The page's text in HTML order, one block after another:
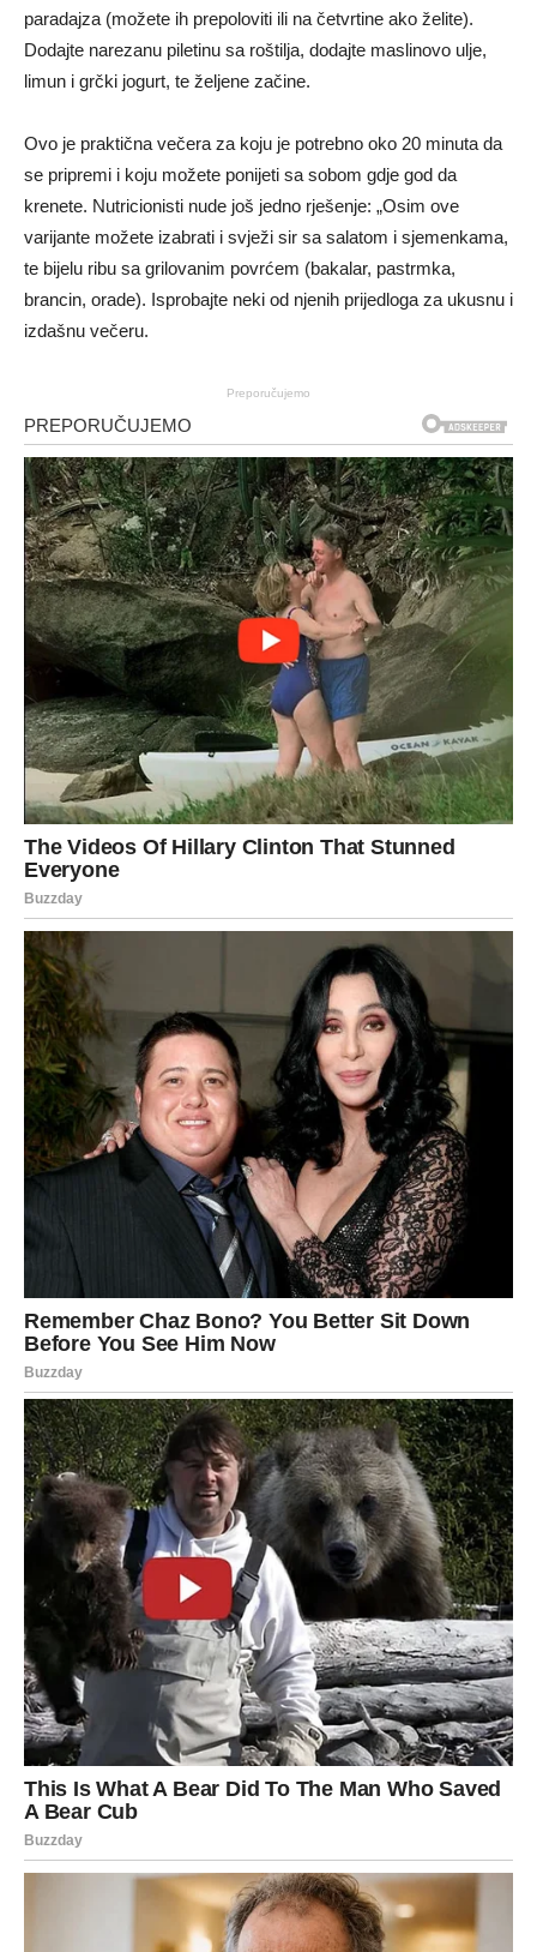
paradajza (možete ih prepoloviti ili na četvrtine ako želite).
Dodajte narezanu piletinu sa roštilja, dodajte maslinovo ulje,
limun i grčki jogurt, te željene začine.
Ovo je praktična večera za koju je potrebno oko 20 minuta da
se pripremi i koju možete ponijeti sa sobom gdje god da
krenete. Nutricionisti nude još jedno rješenje: „Osim ove
varijante možete izabrati i svježi sir sa salatom i sjemenkama,
te bijelu ribu sa grilovanim povrćem (bakalar, pastrmka,
brancin, orade). Isprobajte neki od njenih prijedloga za ukusnu i
izdašnu večeru.
Preporučujemo